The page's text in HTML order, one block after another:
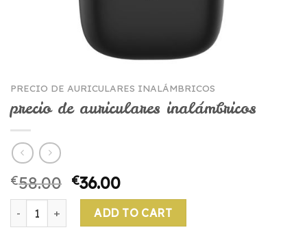
PRECIO DE AURICULARES INALÁMBRICOS
precio de auriculares inalámbricos
€58.00 €36.00
precio de auriculares inalámbricos quantity
ADD TO CART